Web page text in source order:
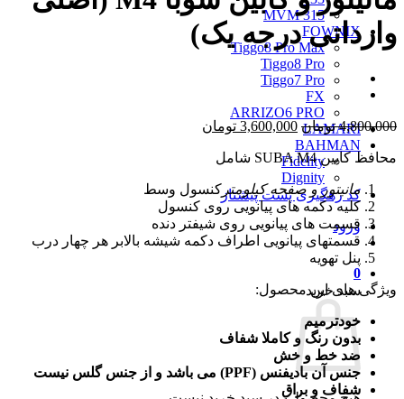
MVM 315
FOWNIX
Tiggo8 Pro Max
Tiggo8 Pro
Tiggo7 Pro
FX
ARRIZO6 PRO
LAMARI
BAHMAN
Fidelity
Dignity
کد رهگیری پست پیشتاز
ورود
0
سبد خرید
وارداتی درجه یک)
4,800,000 تومان قیمت
اصلی
4,800,000 تومان
بود.
3,600,000 تومان
محافظ کابین SUBA M4 شامل
مانیتور و صفحه کیلومتر کنسول وسط
کلیه دکمه های پیانویی روی کنسول
قسمت های پیانویی روی شیفتر دنده
قسمتهای پیانویی اطراف دکمه شیشه بالابر هر چهار درب
پنل تهویه
ویژگی های این محصول:
خودترمیم
بدون رنگ و کاملا شفاف
ضد خط و خش
جنس آن بادیفنس (PPF) می باشد و از جنس گلس نیست
شفاف و براق